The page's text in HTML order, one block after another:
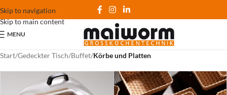
Skip to navigation
Skip to main content
MENU
Start/Gedeckter Tisch/Buffet/Körbe und Platten